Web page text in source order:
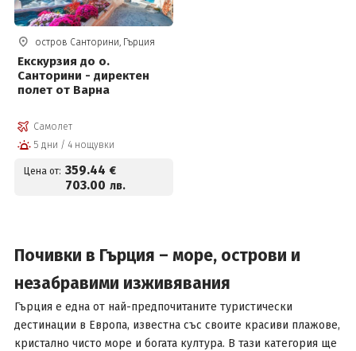
остров Санторини, Гърция
Екскурзия до о.
Санторини - директен
полет от Варна
Самолет
5 дни / 4 нощувки
Цена от: 359.44 €
703.00 лв.
Почивки в Гърция – море, острови и
незабравими изживявания
Гърция е една от най-предпочитаните туристически
дестинации в Европа, известна със своите красиви плажове,
кристално чисто море и богата култура. В тази категория ще